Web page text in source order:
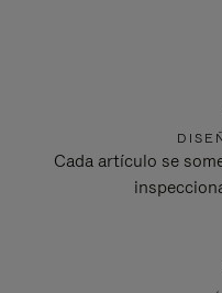
Cada artículo se